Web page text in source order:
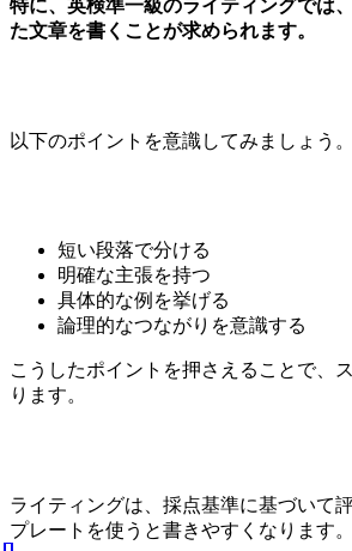
特に、英検準一級のライティングでは
た文章を書くことが求められます。
以下のポイントを意識してみましょう。
短い段落で分ける
明確な主張を持つ
具体的な例を挙げる
論理的なつながりを意識する
こうしたポイントを押さえることで、
ります。
ライティングは、採点基準に基づいて
プレートを使うと書きやすくなります。